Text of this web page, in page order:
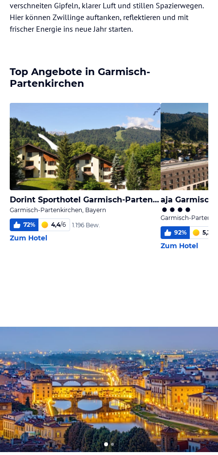
verschneiten Gipfeln, klarer Luft und stillen Spazierwegen.
Hier können Zwillinge auftanken, reflektieren und mit
frischer Energie ins neue Jahr starten.
Top Angebote in Garmisch-
Partenkirchen
Dorint Sporthotel Garmisch-Partenkirchen
Garmisch-Partenkirchen, Bayern
72% 4,4/6 1.196 Bew.
Zum Hotel
aja
Garmisch-
92% 5,3
Zum Hotel